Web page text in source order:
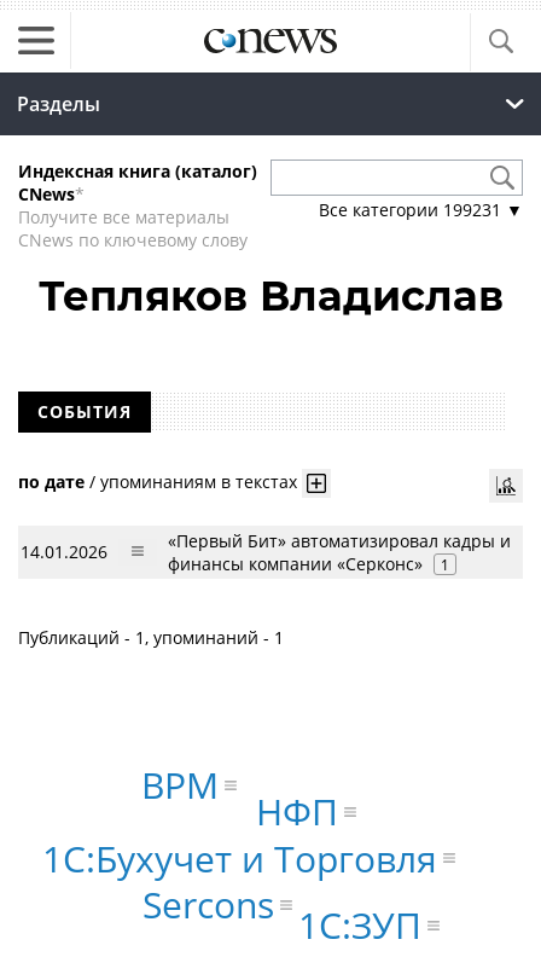
Разделы
Индексная книга (каталог)
CNews*
Получите все материалы
CNews по ключевому слову
Все категории 199231 ▼
Тепляков Владислав
СОБЫТИЯ
по дате / упоминаниям в текстах
14.01.2026
«Первый Бит» автоматизировал кадры и
финансы компании «Серконс»
1
Публикаций - 1, упоминаний - 1
1С:Бухучет и Торговля
НФП
Sercons
BPM
1С:ЗУП